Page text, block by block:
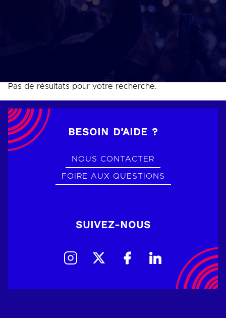
Pas de résultats pour votre recherche.
BESOIN D’AIDE ?
NOUS CONTACTER
FOIRE AUX QUESTIONS
SUIVEZ-NOUS